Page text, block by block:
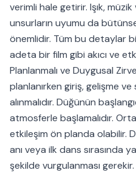
verimli hale getirir. Işık,
unsurların uyumu da
önemlidir. Tüm bu detaylar
adeta bir film gibi akıcı ve
Planlanmalı ve Duygusal
planlanırken giriş, gelişme
alınmalıdır. Düğünün
atmosferle başlamalıdır.
etkileşim ön planda olabilir.
anı veya ilk dans sırasında
şekilde vurgulanması